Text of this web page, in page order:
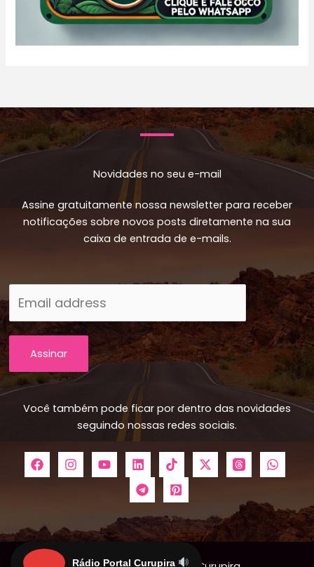
Novidades no seu e-mail
Assine gratuitamente nossa newsletter para receber
notificações sobre novos posts diretamente na sua
caixa de entrada de e-mails.
Assinar
Você também pode ficar por dentro das novidades
seguindo nossas redes sociais.
Rádio Portal Curupira